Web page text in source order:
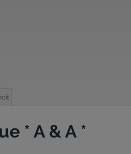
* A & A *